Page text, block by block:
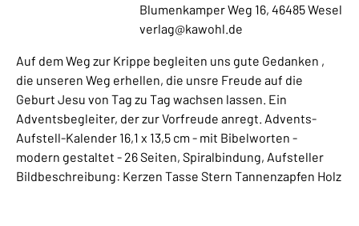
Blumenkamper Weg 16, 46485 Wesel
verlag@kawohl.de
Auf dem Weg zur Krippe begleiten uns gute Gedanken ,
die unseren Weg erhellen, die unsre Freude auf die
Geburt Jesu von Tag zu Tag wachsen lassen. Ein
Adventsbegleiter, der zur Vorfreude anregt. Advents-
Aufstell-Kalender 16,1 x 13,5 cm - mit Bibelworten -
modern gestaltet - 26 Seiten, Spiralbindung, Aufsteller
Bildbeschreibung: Kerzen Tasse Stern Tannenzapfen Holz